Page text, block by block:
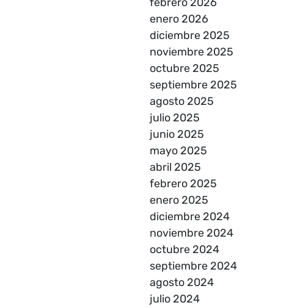
enero 2026
diciembre 2025
noviembre 2025
octubre 2025
septiembre 2025
agosto 2025
julio 2025
junio 2025
mayo 2025
abril 2025
febrero 2025
enero 2025
diciembre 2024
noviembre 2024
octubre 2024
septiembre 2024
agosto 2024
julio 2024